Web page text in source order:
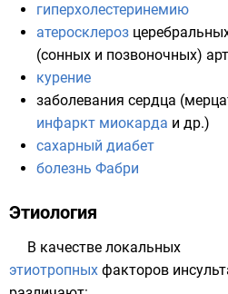
гиперхолестеринемию
атеросклероз
(сонных и позвоночных)
курение
заболевания сердца (
инфаркт миокарда и др.)
сахарный диабет
болезнь Фабри
Этиология
В качестве локальных
этиотропных факторов